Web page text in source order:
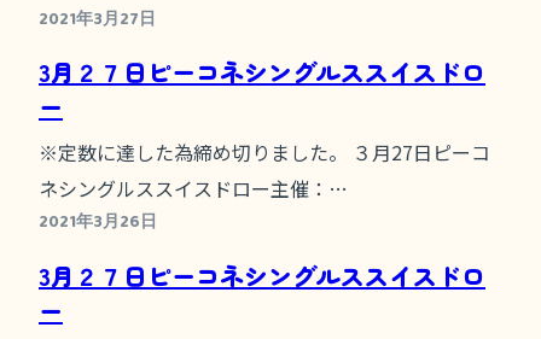
2021年3月27日
3月２７日ピーコネシングルススイスドロ
ー
※定数に達した為締め切りました。 ３月27日ピーコ
ネシングルススイスドロー主催：…
2021年3月26日
3月２７日ピーコネシングルススイスドロ
ー